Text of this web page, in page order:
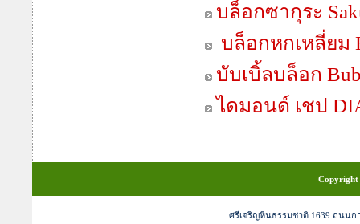
บล็อกซากุระ
บล็อกหกเหลี่ยม
บับเบิ้ลบล็อก
ไดมอนด์ เชป
Copyright
ศรีเจริญหินธรรมชาติ 1639 ถนนก